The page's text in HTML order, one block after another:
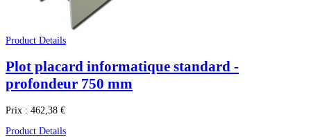
Product Details
Plot placard informatique standard -
profondeur 750 mm
Prix : 462,38 €
Product Details